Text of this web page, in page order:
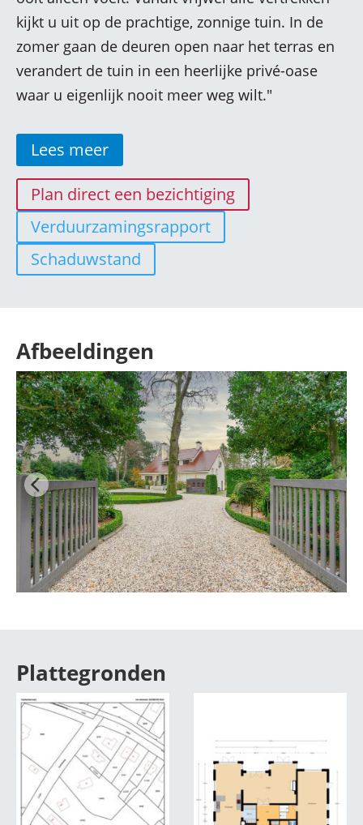
kijkt u uit op de prachtige, zonnige tuin. In de
zomer gaan de deuren open naar het terras en
verandert de tuin in een heerlijke privé-oase
waar u eigenlijk nooit meer weg wilt."
Lees meer
Plan direct een bezichtiging
Verduurzamingsrapport
Schaduwstand
Afbeeldingen
Plattegronden